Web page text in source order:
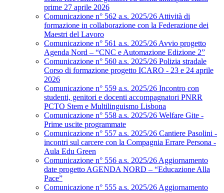
prime 27 aprile 2026
Comunicazione n° 562 a.s. 2025/26 Attività di
formazione in collaborazione con la Federazione dei
Maestri del Lavoro
Comunicazione n° 561 a.s. 2025/26 Avvio progetto
Agenda Nord – “CNC e Automazione Edizione 2”
Comunicazione n° 560 a.s. 2025/26 Polizia stradale
Corso di formazione progetto ICARO - 23 e 24 aprile
2026
Comunicazione n° 559 a.s. 2025/26 Incontro con
studenti, genitori e docenti accompagnatori PNRR
PCTO Stem e Multilinguismo Lisbona
Comunicazione n° 558 a.s. 2025/26 Welfare Gite -
Prime uscite programmate
Comunicazione n° 557 a.s. 2025/26 Cantiere Pasolini -
incontri sul carcere con la Compagnia Errare Persona -
Aula Edu Green
Comunicazione n° 556 a.s. 2025/26 Aggiornamento
date progetto AGENDA NORD – “Educazione Alla
Pace”
Comunicazione n° 555 a.s. 2025/26 Aggiornamento